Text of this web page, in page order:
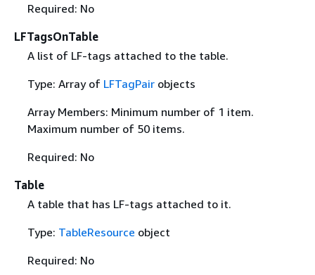
Required: No
LFTagsOnTable
A list of LF-tags attached to the table.
Type: Array of LFTagPairobjects
Array Members: Minimum number of 1 item.
Maximum number of 50 items.
Required: No
Table
A table that has LF-tags attached to it.
Type: TableResource object
Required: No